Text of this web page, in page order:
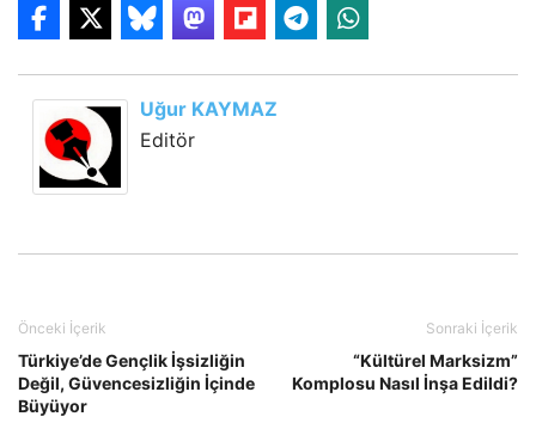
Uğur KAYMAZ
Editör
Önceki İçerik
Türkiye’de Gençlik İşsizliğin
Değil, Güvencesizliğin İçinde
Büyüyor
Sonraki İçerik
“Kültürel Marksizm”
Komplosu Nasıl İnşa Edildi?